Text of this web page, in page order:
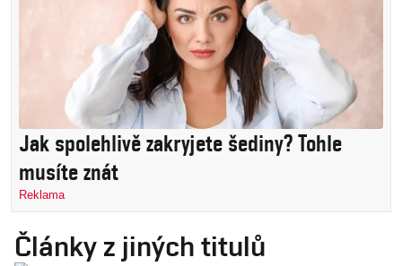
Jak spolehlivě zakryjete šediny? Tohle
musíte znát
Reklama
Články z jiných titulů